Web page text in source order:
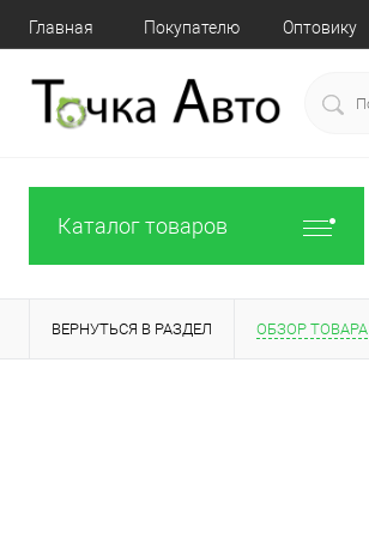
Главная Покупателю Оптовику
Каталог товаров
ВЕРНУТЬСЯ В РАЗДЕЛ ОБЗОР ТОВАРА